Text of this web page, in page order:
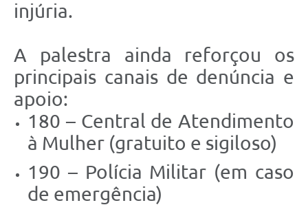
injúria.
A palestra ainda reforçou os
principais canais de denúncia e
apoio:
180 – Central de Atendimento
à Mulher (gratuito e sigiloso)
190 – Polícia Militar (em caso
de emergência)